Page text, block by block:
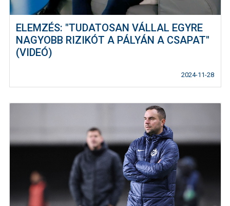
ELEMZÉS: "TUDATOSAN VÁLLAL EGYRE
NAGYOBB RIZIKÓT A PÁLYÁN A CSAPAT"
(VIDEÓ)
2024-11-28